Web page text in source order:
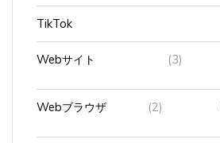
TikTok
Webサイト (3)
Webブラウザ (2)
X（旧Twitter）